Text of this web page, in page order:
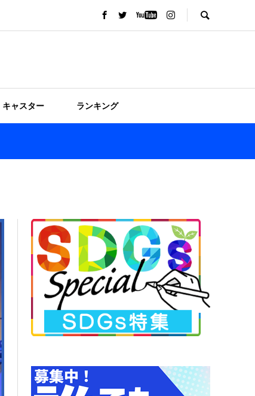
キャスター ランキング